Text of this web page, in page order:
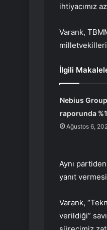
ihtiyacımız
Varank,
İlgili
Nebius
raporunda
Ağustos 6,
Aynı
yanıt
Varank,
verildiği”